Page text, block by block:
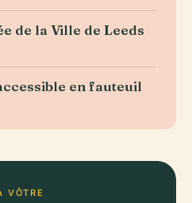
de la Ville de Leeds
en fauteuil
VÔTRE